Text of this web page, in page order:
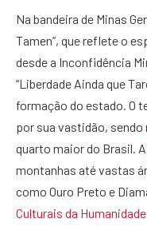
Na bandeira de Minas
Tamen”, que reflete o
desde a Inconfidência
“Liberdade Ainda que
formação do estado. O
por sua vastidão, sendo
quarto maior do Brasil. A
montanhas até vastas
como Ouro Preto e
Culturais da Humanidade